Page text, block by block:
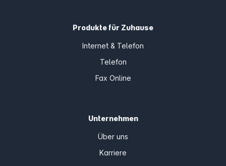
Produkte für Zuhause
Internet & Telefon
Telefon
Fax Online
Unternehmen
Über uns
Karriere